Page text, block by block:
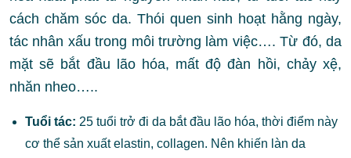
cách chăm sóc da. Thói quen sinh hoạt hằng ngày,
tác nhân xấu trong môi trường làm việc…. Từ đó, da
mặt sẽ bắt đầu lão hóa, mất độ đàn hồi, chảy xệ,
nhăn nheo…..
Tuổi tác: 25 tuổi trở đi da bắt đầu lão hóa, thời điểm này
cơ thể sản xuất elastin, collagen. Nên khiến làn da